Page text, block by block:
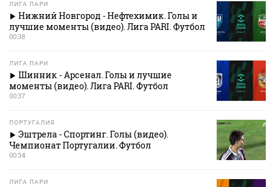
ЛИГА ПАРИ
Нижний Новгород - Нефтехимик. Голы и
лучшие моменты (видео). Лига PARI. Футбол
00:38
ЛИГА ПАРИ
Шинник - Арсенал. Голы и лучшие
моменты (видео). Лига PARI. Футбол
00:37
ПОРТУГАЛИЯ
Эштрела - Спортинг. Голы (видео).
Чемпионат Португалии. Футбол
00:34
ЛИГА ПАРИ